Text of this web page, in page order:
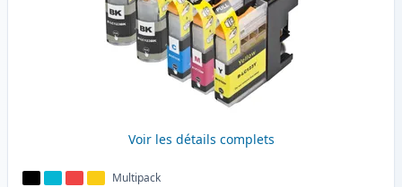
Voir les détails complets
Multipack